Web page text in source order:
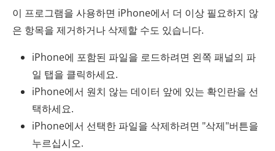
이 프로그램을 사용하면 iPhone에서 더 이상 필요하지 않
은 항목을 제거하거나 삭제할 수도 있습니다.
iPhone에 포함된 파일을 로드하려면 왼쪽 패널의 파
일 탭을 클릭하세요.
iPhone에서 원치 않는 데이터 앞에 있는 확인란을 선
택하세요.
iPhone에서 선택한 파일을 삭제하려면 "삭제"버튼을
누르십시오.